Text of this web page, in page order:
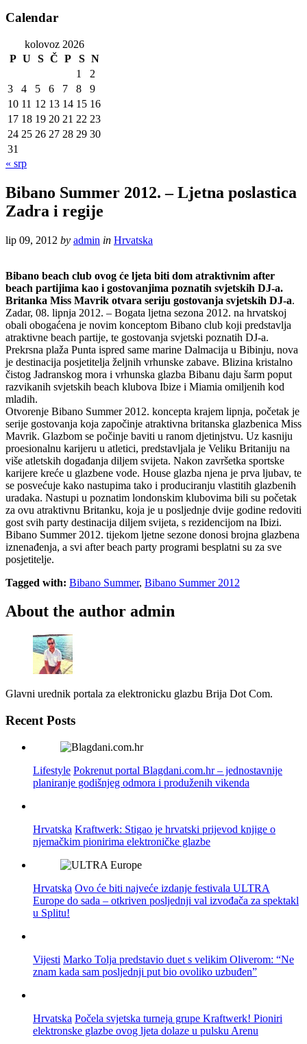
Calendar
kolovoz 2026
P U S Č P S N
1
2
3
4 5 6 7 8
9
10 11 12 13 14 15 16
17 18 19 20 21 22 23
24 25 26 27 28 29 30
31
« srp
Bibano Summer 2012. – Ljetna poslastica
Zadra i regije
lip 09, 2012 by admin in Hrvatska
Bibano beach club ovog će ljeta biti dom atraktivnim after
beach partijima kao i gostovanjima poznatih svjetskih DJ-a.
Britanka Miss Mavrik otvara seriju gostovanja svjetskih DJ-a.
Zadar, 08. lipnja 2012. – Bogata ljetna sezona 2012. na hrvatskoj
obali obogaćena je novim konceptom Bibano club koji predstavlja
atraktivne beach partije, te gostovanja svjetski poznatih DJ-a.
Prekrsna plaža Punta ispred same marine Dalmacija u Bibinju, nova
je destinacija posjetitelja željnih vrhunske zabave. Blizina kristalno
čistog Jadranskog mora i vrhunska glazba Bibanu daju šarm poput
razvikanih svjetskih beach klubova Ibize i Miamia omiljenih kod
mladih.
Otvorenje Bibano Summer 2012. koncepta krajem lipnja, početak je
serije gostovanja koja započinje atraktivna britanska glazbenica Miss
Mavrik. Glazbom se počinje baviti u ranom djetinjstvu. Uz kasniju
proesionalnu karijeru u atletici, predstavljala je Veliku Britaniju na
više atletskih događanja diljem svijeta. Nakon završetka sportske
karijere kreće u glazbene vode. House glazba njena je prva ljubav, te
se posvećuje kako nastupima tako i produciranju vlastitih glazbenih
uradaka. Nastupi u poznatim londonskim klubovima bili su početak
za ovu atraktivnu Britanku, koja je u posljednje dvije godine redoviti
gost svih party destinacija diljem svijeta, s rezidencijom na Ibizi.
Bibano Summer 2012. tijekom ljetne sezone donosi brojna glazbena
iznenađenja, a svi after beach party programi besplatni su za sve
posjetitelje.
Tagged with: Bibano Summer, Bibano Summer 2012
About the author admin
Glavni urednik portala za elektronicku glazbu Brija Dot Com.
Recent Posts
Lifestyle Pokrenut portal Blagdani.com.hr – jednostavnije
planiranje godišnjeg odmora i produženih vikenda
Hrvatska Kraftwerk: Stigao je hrvatski prijevod knjige o
njemačkim pionirima elektroničke glazbe
Hrvatska Ovo će biti najveće izdanje festivala ULTRA
Europe do sada – otkriven posljednji val izvođača za spektakl
u Splitu!
Vijesti Marko Tolja predstavio duet s velikim Oliverom: “Ne
znam kada sam posljednji put bio ovoliko uzbuđen”
Hrvatska Počela svjetska turneja grupe Kraftwerk! Pioniri
elektronske glazbe ovog ljeta dolaze u pulsku Arenu